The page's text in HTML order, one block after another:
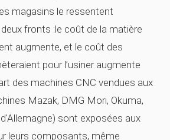
magasins le ressentent
fronts :le coût de la matière
augmente, et le coût des
pour l’usiner augmente
des machines CNC vendues aux
Mazak, DMG Mori, Okuma,
sont exposées aux
leurs composants, même